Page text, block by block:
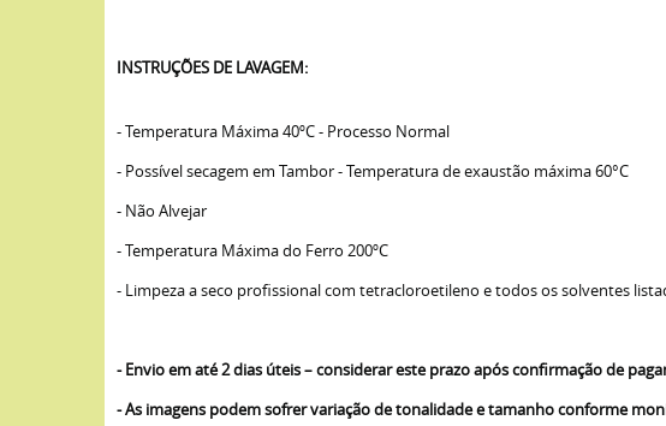
INSTRUÇÕES DE LAVAGEM:
- Temperatura Máxima 40ºC - Processo Normal
- Possível secagem em Tambor - Temperatura de exaustão máxima 60°C
- Não Alvejar
- Temperatura Máxima do Ferro 200ºC
- Limpeza a seco profissional com tetracloroetileno e todos os solventes
- Envio em até 2 dias úteis – considerar este prazo após confirmação de
- As imagens podem sofrer variação de tonalidade e tamanho conforme